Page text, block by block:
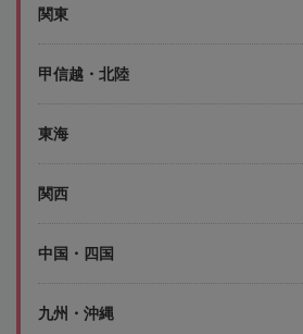
関東
甲信越・北陸
東海
関西
中国・四国
九州・沖縄